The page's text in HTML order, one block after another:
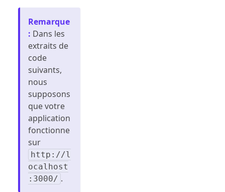
Remarque
: Dans les
extraits de
code
suivants,
nous
supposons
que votre
application
fonctionne
sur
http://l
ocalhost
:3000/ .